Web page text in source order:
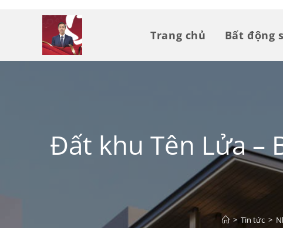
Trang chủ Bất động
Đất khu Tên Lửa –
> Tin tức >